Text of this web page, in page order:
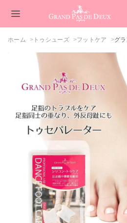
カラーを選択してください
閉じる
グランパドドゥ シ
ズ トゥスペーサ
の重なり、外反母
買い物を続ける
ホーム トゥシューズ フットケア グ